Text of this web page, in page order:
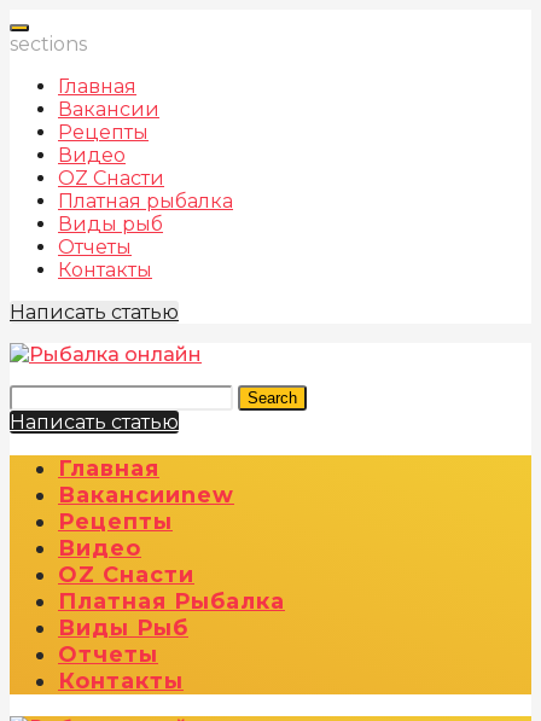
sections
Главная
Вакансии
Рецепты
Видео
OZ Снасти
Платная рыбалка
Виды рыб
Отчеты
Контакты
Написать статью
Search
Написать статью
Главная
ВакансииNew
Рецепты
Видео
OZ Снасти
Платная Рыбалка
Виды Рыб
Отчеты
Контакты